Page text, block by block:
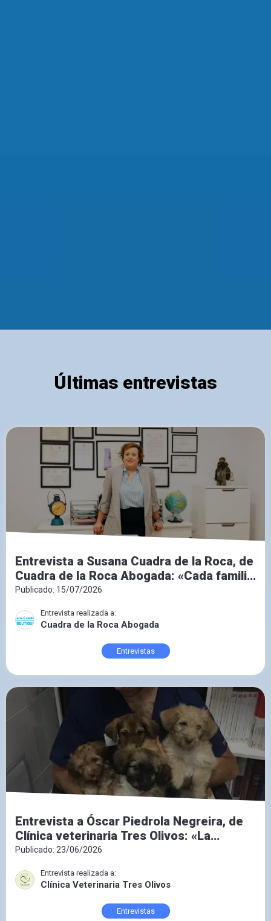
Últimas entrevistas
Entrevista a Susana Cuadra de la Roca, de
Cuadra de la Roca Abogada: «Cada familia
necesita una solución jurídica a medida»
Publicado: 15/07/2026
Entrevista realizada a:
Cuadra de la Roca Abogada
Entrevistas
Entrevista a Óscar Piedrola Negreira, de
Clínica veterinaria Tres Olivos: «La
medicina preventiva es la veterinaria del
Publicado: 23/06/2026
Entrevista realizada a:
Clínica Veterinaria Tres Olivos
Entrevistas